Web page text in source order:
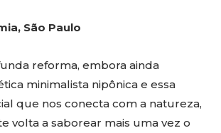
São Paulo
reforma, embora ainda
minimalista nipônica e essa
que nos conecta com a natureza,
volta a saborear mais uma vez o